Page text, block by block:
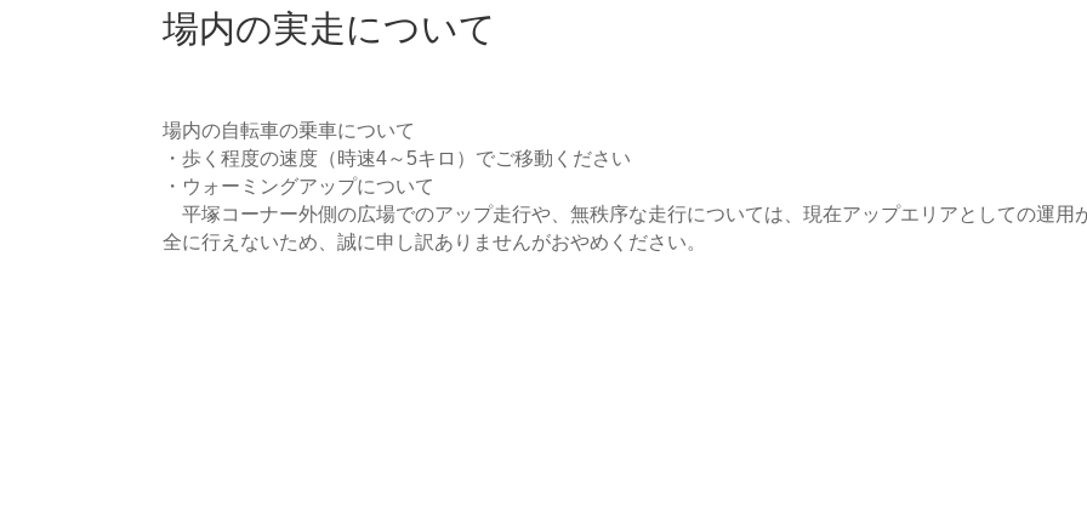
場内の実走について
場内の自転車の乗車について
・歩く程度の速度（時速4～5キロ）でご移動ください
・ウォーミングアップについて
平塚コーナー外側の広場でのアップ走行や、無秩序な走行については、現在アップエリアとしての運用
全に行えないため、誠に申し訳ありませんがおやめください。